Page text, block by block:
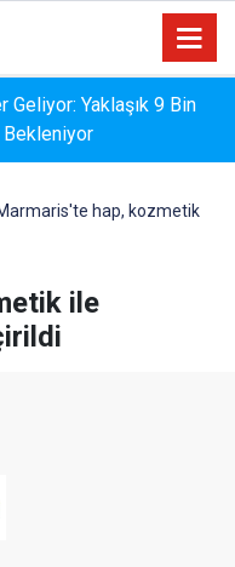
Yaklaşık 9 Bin
TEMİZLİK
hap, kozmetik
ile